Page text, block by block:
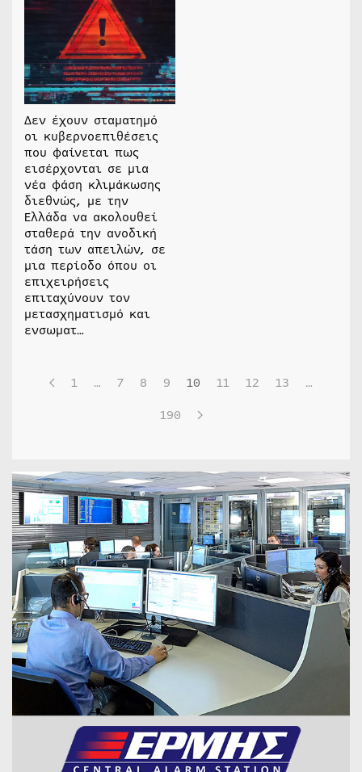
Δεν έχουν σταματημό
οι κυβερνοεπιθέσεις
που φαίνεται πως
εισέρχονται σε μια
νέα φάση κλιμάκωσης
διεθνώς, με την
Ελλάδα να ακολουθεί
σταθερά την ανοδική
τάση των απειλών, σε
μια περίοδο όπου οι
επιχειρήσεις
επιταχύνουν τον
μετασχηματισμό και
ενσωματ…
1 … 7 8 9 10 11 12 13
…
190